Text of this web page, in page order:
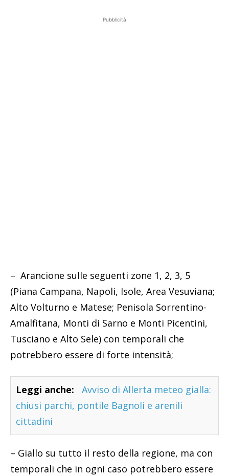
Pubblicità
– Arancione sulle seguenti zone 1, 2, 3, 5
(Piana Campana, Napoli, Isole, Area Vesuviana;
Alto Volturno e Matese; Penisola Sorrentino-
Amalfitana, Monti di Sarno e Monti Picentini,
Tusciano e Alto Sele) con temporali che
potrebbero essere di forte intensità;
Leggi anche:
Avviso di Allerta meteo gialla:
chiusi parchi, pontile Bagnoli e arenili
cittadini
– Giallo su tutto il resto della regione, ma con
temporali che in ogni caso potrebbero essere